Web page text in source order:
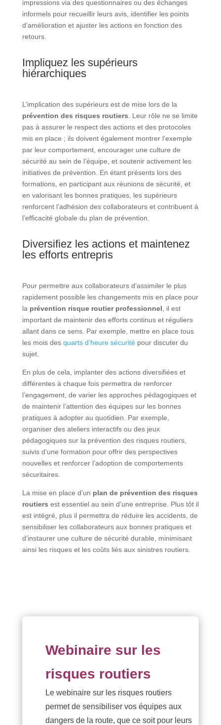
impressions via des questionnaires ou des échanges
informels pour recueillir leurs avis, identifier les points
d’amélioration et ajuster les actions en fonction des
retours.
Impliquez les supérieurs
hiérarchiques
L’implication des supérieurs est de mise lors de la
prévention des risques routiers . Leur rôle ne se limite
pas à assurer le respect des actions et des protocoles
mis en place ; ils doivent également montrer l’exemple
par leur comportement, encourager une culture de
sécurité au sein de l’équipe, et soutenir activement les
initiatives de prévention. En étant présents lors des
formations, en participant aux réunions de sécurité, et
en valorisant les bonnes pratiques, les supérieurs
renforcent l’adhésion des collaborateurs et contribuent à
l’efficacité globale du plan de prévention.
Diversifiez les actions et maintenez
les efforts entrepris
Pour permettre aux collaborateurs d’assimiler le plus
rapidement possible les changements mis en place pour
la prévention risque routier professionnel , il est
important de maintenir des efforts continus et réguliers
allant dans ce sens. Par exemple, mettre en place tous
les mois des quarts d’heure sécuritépour discuter du
sujet.
En plus de cela, implanter des actions diversifiées et
différentes à chaque fois permettra de renforcer
l’engagement, de varier les approches pédagogiques et
de maintenir l’attention des équipes sur les bonnes
pratiques à adopter au quotidien. Par exemple,
organiser des ateliers interactifs ou des jeux
pédagogiques sur la prévention des risques routiers,
suivis d’une formation pour offrir des perspectives
nouvelles et renforcer l’adoption de comportements
sécuritaires.
La mise en place d’un plan de prévention des risques
routiers est essentiel au sein d’une entreprise. Plus tôt il
est intégré, plus il permettra de réduire les accidents, de
sensibiliser les collaborateurs aux bonnes pratiques et
d’instaurer une culture de sécurité durable, minimisant
ainsi les risques et les coûts liés aux sinistres routiers.
Webinaire sur les
risques routiers
Le webinaire sur les risques routiers
permet de sensibiliser vos équipes aux
dangers de la route, que ce soit pour leurs